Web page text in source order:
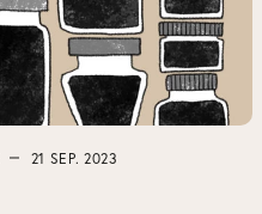
21 SEP. 2023